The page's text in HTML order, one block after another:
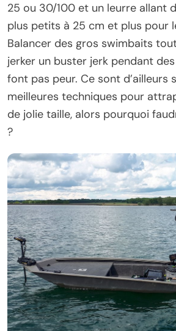
25 ou 30/100 et un leurre allant
plus petits à 25 cm et plus pour
Balancer des gros swimbaits
jerker un buster jerk pendant
font pas peur. Ce sont d’ailleurs
meilleures techniques pour
de jolie taille, alors pourquoi
?